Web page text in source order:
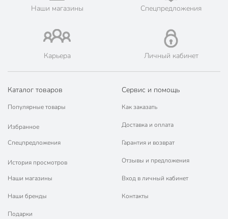
Наши магазины Спецпредложения
Карьера Личный кабинет
Каталог товаров
Популярные товары
Избранное
Спецпредложения
История просмотров
Наши магазины
Наши бренды
Подарки
Сервис и помощь
Как заказать
Доставка и оплата
Гарантия и возврат
Отзывы и предложения
Вход в личный кабинет
Контакты